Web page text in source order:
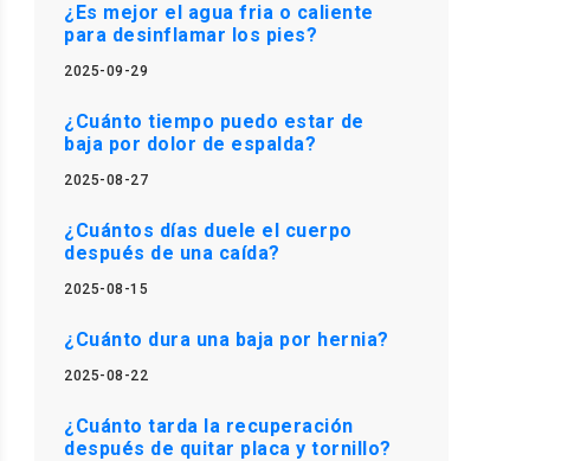
¿Es mejor el agua fria o caliente
para desinflamar los pies?
2025-09-29
¿Cuánto tiempo puedo estar de
baja por dolor de espalda?
2025-08-27
¿Cuántos días duele el cuerpo
después de una caída?
2025-08-15
¿Cuánto dura una baja por hernia?
2025-08-22
¿Cuánto tarda la recuperación
después de quitar placa y tornillo?